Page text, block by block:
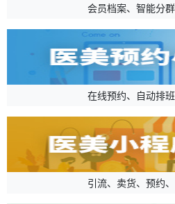
会员档案、智能分
在线预约、自动排
引流、卖货、预约